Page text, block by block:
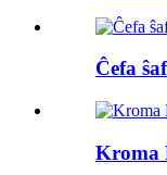
Ĉefa
Kroma